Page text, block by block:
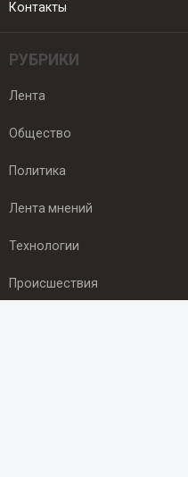
Контакты
РУБРИКИ
Лента
Общество
Политика
Лента мнений
Технологии
Происшествия